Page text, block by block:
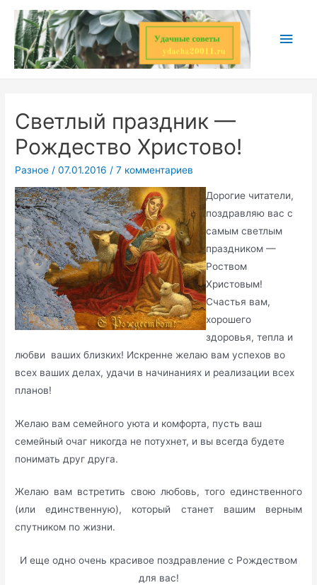
Перейти
содержимому
Светлый праздник —
Рождество Христово!
Разное /07.01.2016 /7 комментариев
Дорогие читатели,
поздравляю вас с
самым светлым
праздником —
Роством
Христовым!
Счастья вам,
хорошего
здоровья, тепла и
любви ваших близких! Искренне желаю вам успехов во
всех ваших делах, удачи в начинаниях и реализации всех
планов!
Желаю вам семейного уюта и комфорта, пусть ваш
семейный очаг никогда не потухнет, и вы всегда будете
понимать друг друга.
Желаю вам встретить свою любовь, того единственного
(или единственную), который станет вашим верным
спутником по жизни.
И еще одно очень красивое поздравление с Рождеством
для вас!